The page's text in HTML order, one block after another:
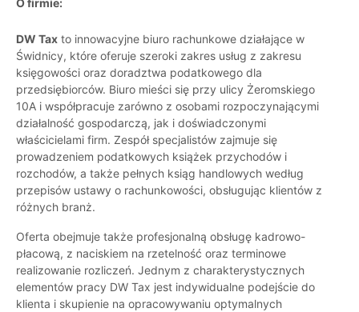
O firmie:
DW Tax to innowacyjne biuro rachunkowe działające w
Świdnicy, które oferuje szeroki zakres usług z zakresu
księgowości oraz doradztwa podatkowego dla
przedsiębiorców. Biuro mieści się przy ulicy Żeromskiego
10A i współpracuje zarówno z osobami rozpoczynającymi
działalność gospodarczą, jak i doświadczonymi
właścicielami firm. Zespół specjalistów zajmuje się
prowadzeniem podatkowych książek przychodów i
rozchodów, a także pełnych ksiąg handlowych według
przepisów ustawy o rachunkowości, obsługując klientów z
różnych branż.
Oferta obejmuje także profesjonalną obsługę kadrowo-
płacową, z naciskiem na rzetelność oraz terminowe
realizowanie rozliczeń. Jednym z charakterystycznych
elementów pracy DW Tax jest indywidualne podejście do
klienta i skupienie na opracowywaniu optymalnych